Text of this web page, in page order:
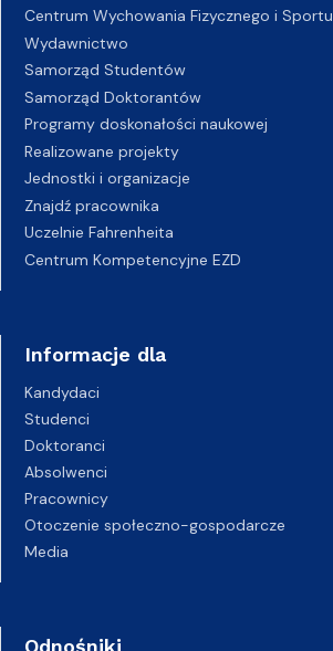
Centrum Wychowania Fizycznego i Sportu
Wydawnictwo
Samorząd Studentów
Samorząd Doktorantów
Programy doskonałości naukowej
Realizowane projekty
Jednostki i organizacje
Znajdź pracownika
Uczelnie Fahrenheita
Centrum Kompetencyjne EZD
Informacje dla
Kandydaci
Studenci
Doktoranci
Absolwenci
Pracownicy
Otoczenie społeczno-gospodarcze
Media
Odnośniki